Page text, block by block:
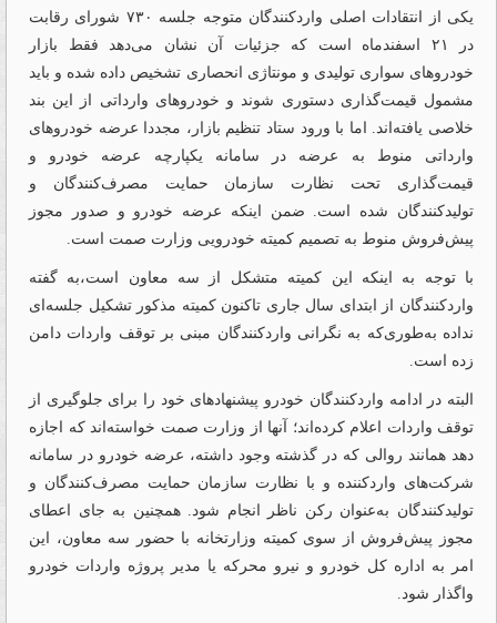
یکی از انتقادات اصلی واردکنندگان متوجه جلسه ۷۳۰ شورای رقابت
در ۲۱ اسفندماه است که جزئیات آن نشان می‌دهد فقط بازار
خودروهای سواری تولیدی و مونتاژی انحصاری تشخیص داده شده و باید
مشمول قیمت‌گذاری دستوری شوند و خودروهای وارداتی از این بند
خلاصی یافته‌اند. اما با ورود ستاد تنظیم بازار، مجددا عرضه خودروهای
وارداتی منوط به عرضه در سامانه یکپارچه عرضه خودرو و
قیمت‌گذاری تحت نظارت سازمان حمایت مصرف‌کنندگان و
تولیدکنندگان شده است. ضمن اینکه عرضه خودرو و صدور مجوز
پیش‌فروش منوط به تصمیم کمیته خودرویی وزارت صمت است.
با توجه به اینکه این کمیته متشکل از سه معاون است،به گفته
وارد‌کنندگان از ابتدای سال جاری تاکنون کمیته مذکور تشکیل جلسه‌ای
نداده به‌طوری‌که به نگرانی واردکنندگان مبنی بر توقف واردات دامن
زده است.
البته در ادامه واردکنندگان خودرو پیشنهادهای خود را برای جلوگیری از
توقف واردات اعلام کرده‌اند؛ آنها از وزارت صمت خواسته‌اند که اجازه
دهد همانند روالی که در گذشته وجود داشته، عرضه خودرو در سامانه
شرکت‌های واردکننده و با نظارت سازمان حمایت مصرف‌کنندگان و
تولیدکنندگان به‌عنوان رکن ناظر انجام شود. همچنین به جای اعطای
مجوز پیش‌فروش از سوی کمیته وزارتخانه با حضور سه معاون، این
امر به اداره کل خودرو و نیرو محرکه یا مدیر پروژه واردات خودرو
واگذار شود.